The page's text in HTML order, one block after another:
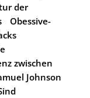
der
Obessive-
zwischen
Johnson